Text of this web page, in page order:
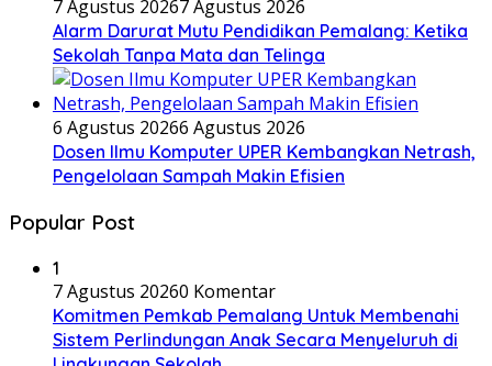
7 Agustus 20267 Agustus 2026
Alarm Darurat Mutu Pendidikan Pemalang: Ketika
Sekolah Tanpa Mata dan Telinga
6 Agustus 20266 Agustus 2026
Dosen Ilmu Komputer UPER Kembangkan Netrash,
Pengelolaan Sampah Makin Efisien
Popular Post
1
7 Agustus 20260 Komentar
Komitmen Pemkab Pemalang Untuk Membenahi
Sistem Perlindungan Anak Secara Menyeluruh di